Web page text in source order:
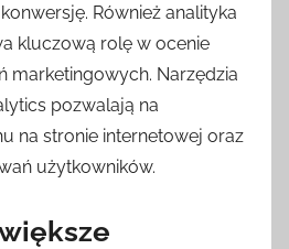
Również analityka
kluczową rolę w ocenie
marketingowych. Narzędzia
pozwalają na
na stronie internetowej oraz
użytkowników.